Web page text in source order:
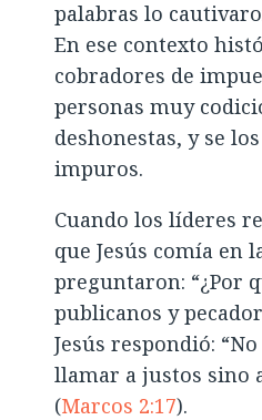
palabras lo
En ese contexto
cobradores de
personas muy
deshonestas, y se
impuros.
Cuando los líderes
que Jesús comía en
preguntaron: “¿Por
publicanos y
Jesús respondió:
llamar a justos sino
(Marcos 2:17).